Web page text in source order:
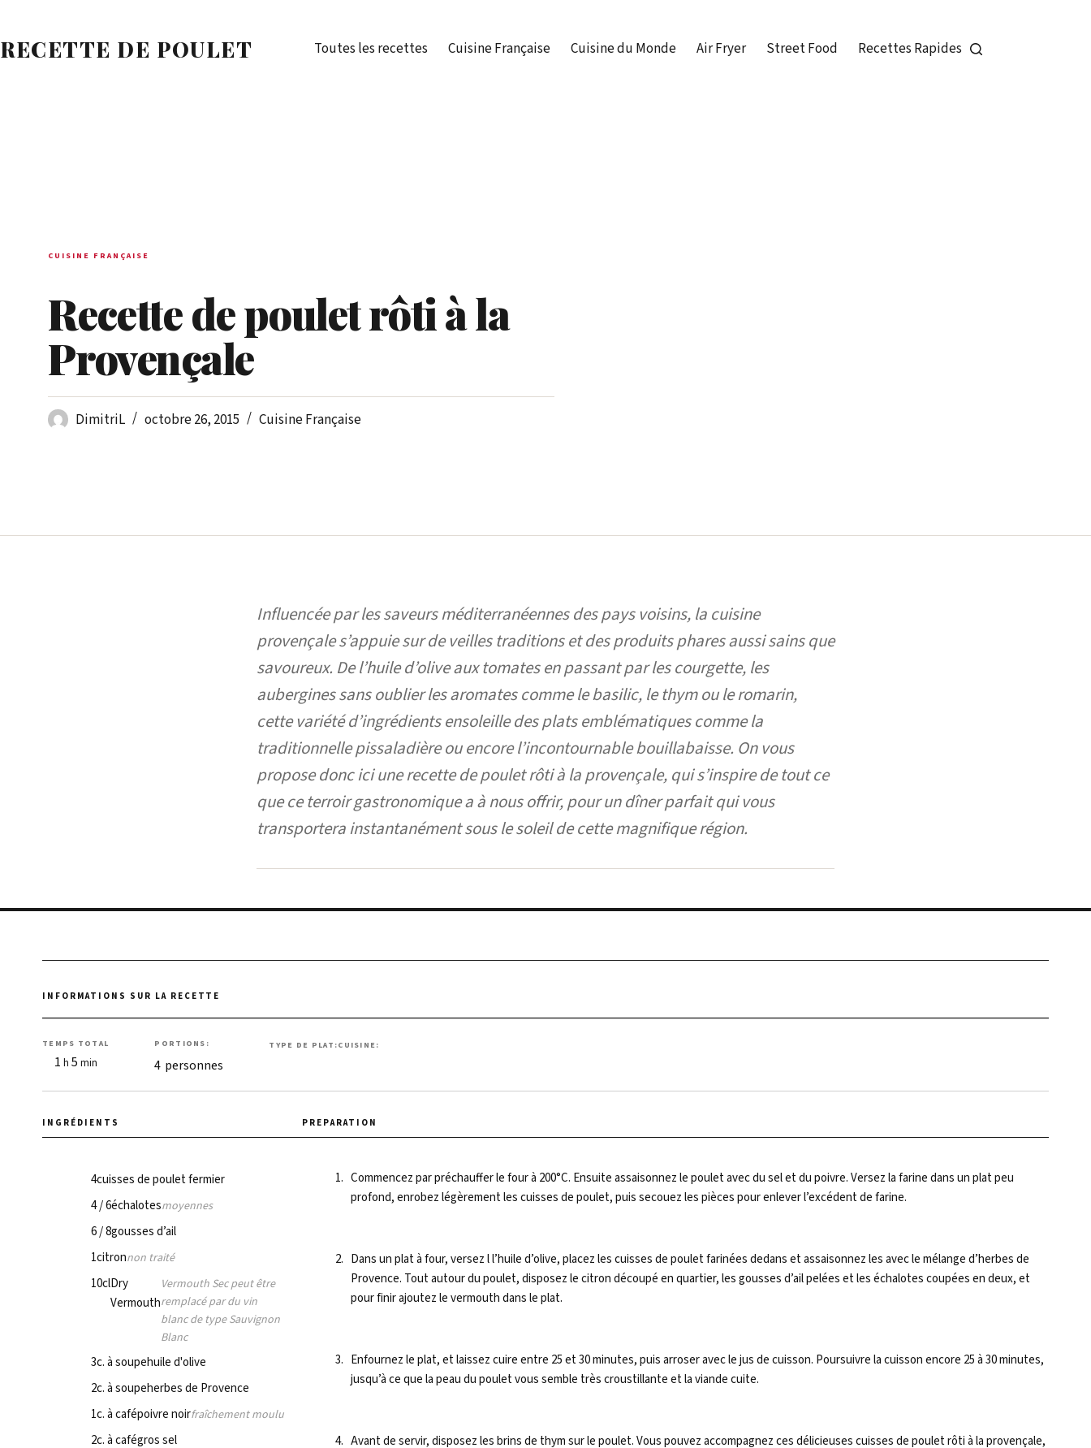
contenu
RECETTE DE POULET Toutes les recettes Cuisine Française Cuisine du Monde Air Fryer Street Food Recettes Rapides
CUISINE FRANÇAISE
Recette de poulet rôti à la
Provençale
DimitriL octobre 26, 2015 Cuisine Française
Influencée par les saveurs méditerranéennes des pays voisins, la cuisine
provençale s’appuie sur de veilles traditions et des produits phares aussi sains que
savoureux. De l’huile d’olive aux tomates en passant par les courgette, les
aubergines sans oublier les aromates comme le basilic, le thym ou le romarin,
cette variété d’ingrédients ensoleille des plats emblématiques comme la
traditionnelle pissaladière ou encore l’incontournable bouillabaisse. On vous
propose donc ici une recette de poulet rôti à la provençale, qui s’inspire de tout ce
que ce terroir gastronomique a à nous offrir, pour un dîner parfait qui vous
transportera instantanément sous le soleil de cette magnifique région.
TEMPS TOTAL
1heure
h 5minutes
min
PORTIONS:
4 personnes
TYPE DE PLAT:CUISINE:
INGRÉDIENTS
4cuisses de poulet fermier
4 / 6échalotesmoyennes
6 / 8gousses d’ail
1citronnon traité
10clDry
Vermouth
Vermouth Sec peut être
remplacé par du vin
blanc de type Sauvignon
Blanc
3c. à soupehuile d'olive
2c. à soupeherbes de Provence
1c. à cafépoivre noirfraîchement moulu
2c. à cafégros sel
METHOD
Commencez par préchauffer le four à 200°C. Ensuite assaisonnez le poulet avec du sel et du poivre. Versez la farine dans un plat peu
profond, enrobez légèrement les cuisses de poulet, puis secouez les pièces pour enlever l’excédent de farine.
Dans un plat à four, versez l l’huile d’olive, placez les cuisses de poulet farinées dedans et assaisonnez les avec le mélange d’herbes de
Provence. Tout autour du poulet, disposez le citron découpé en quartier, les gousses d’ail pelées et les échalotes coupées en deux, et
pour finir ajoutez le vermouth dans le plat.
Enfournez le plat, et laissez cuire entre 25 et 30 minutes, puis arroser avec le jus de cuisson. Poursuivre la cuisson encore 25 à 30 minutes,
jusqu’à ce que la peau du poulet vous semble très croustillante et la viande cuite.
Avant de servir, disposez les brins de thym sur le poulet. Vous pouvez accompagnez ces délicieuses cuisses de poulet rôti à la provençale,